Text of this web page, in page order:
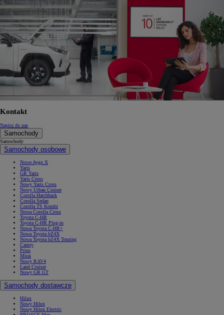
Kontakt
Napisz do nas
Samochody
Samochody
Samochody osobowe
Nowe Aygo X
Yaris
GR Yaris
Yaris Cross
Nowy Yaris Cross
Nowy Urban Cruiser
Corolla Hatchback
Corolla Sedan
Corolla TS Kombi
Nowa Corolla Cross
Toyota C-HR
Toyota C-HR Plug-in
Nowa Toyota C-HR+
Nowa Toyota bZ4X
Nowa Toyota bZ4X Touring
Camry
Prius
Mirai
Nowy RAV4
Land Cruiser
Nowy GR GT
Samochody dostawcze
Hilux
Nowy Hilux
Nowy Hilux Electric